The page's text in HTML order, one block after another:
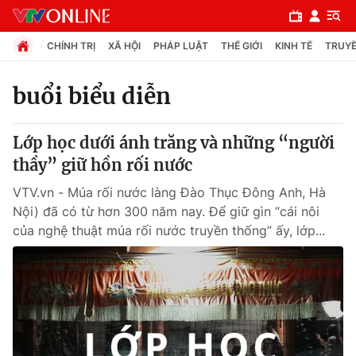
Chuyên mục
Chính trị
Xã hội
Pháp luật
Thế giới
CHÍNH TRỊ XÃ HỘI PHÁP LUẬT THẾ GIỚI KINH TẾ
buổi biểu diễn
Lớp học dưới ánh trăng và những “người
thầy” giữ hồn rối nước
VTV.vn - Múa rối nước làng Đào Thục Đông Anh, Hà
Nội) đã có từ hơn 300 năm nay. Để giữ gìn “cái nôi
của nghệ thuật múa rối nước truyền thống” ấy, lớp...